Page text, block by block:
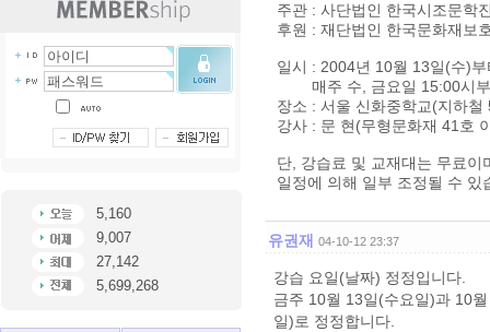
5,160
9,007
27,142
5,699,268
주관 : 사단법인 한국시조문학
후원 : 재단법인 한국문화재보
일시 : 2004년 10월 13일(수)
매주 수, 금요일 15:00시부
장소 : 서울 신화중학교(지하
강사 : 문 현(무형문화재 41호
단, 강습료 및 교재대는 무료
일정에 의해 일부 조정될 수 있
유권재 04-10-12 23:37
강습 요일(날짜) 정정입니다.
금주 10월 13일(수요일)과 10
일)로 정정합니다.